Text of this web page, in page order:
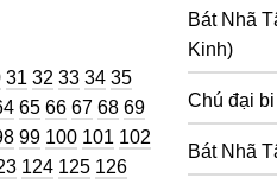
Trang
31 Trang
32 Trang
33 Trang
34 Trang
35Trang
Trang
65 Trang
66 Trang
67 Trang
68 Trang
69Trang
Trang
99 Trang
100 Trang
101 Trang
102
Trang
124 Trang
125 Trang
126Trang
Bát Nhã
Kinh)
Chú đại
Bát Nhã